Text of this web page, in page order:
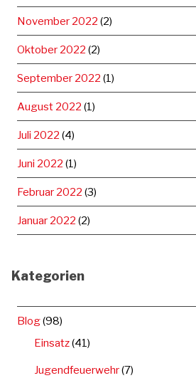
November 2022 (2)
Oktober 2022 (2)
September 2022 (1)
August 2022 (1)
Juli 2022 (4)
Juni 2022 (1)
Februar 2022 (3)
Januar 2022 (2)
Kategorien
Blog(98)
Einsatz(41)
Jugendfeuerwehr(7)